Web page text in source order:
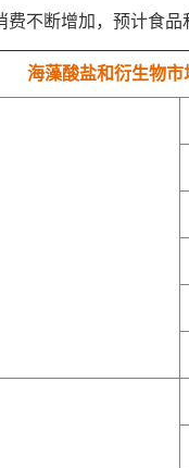
不断增加，预计食品
海藻酸盐和衍生物市